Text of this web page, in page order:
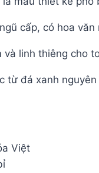
cấp, có hoa
linh thiêng cho
từ đá xanh
Việt